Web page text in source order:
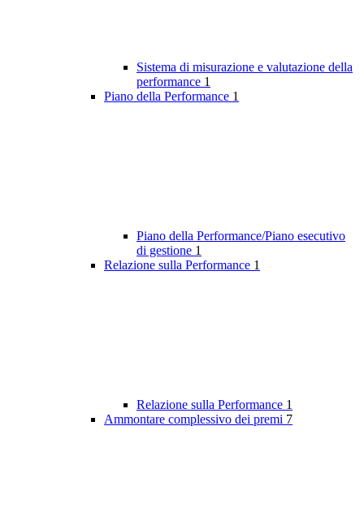
Sistema di misurazione e valutazione della
performance 1
Piano della Performance 1
Piano della Performance/Piano esecutivo
di gestione 1
Relazione sulla Performance 1
Relazione sulla Performance 1
Ammontare complessivo dei premi 7